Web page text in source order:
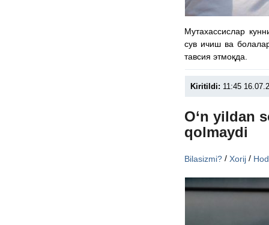
Мутахассислар
сув ичиш ва
тавсия этмоқда.
Kiritildi: 11:45
O‘n yildan
qolmaydi
Bilasizmi? /Xorij /